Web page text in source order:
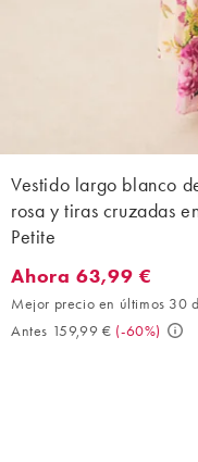
Vestido largo blanco
rosa y tiras cruzadas
Petite
Ahora 63,99 €. Mejor
Ahora 63,99 €
Mejor precio en últimos 30
Antes 159,99 € (-60%)